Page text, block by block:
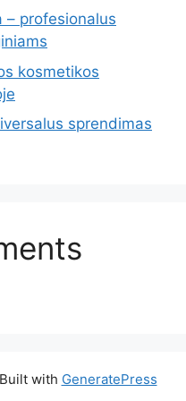
– profesionalus
kosmetikos
sprendimas
with GeneratePress